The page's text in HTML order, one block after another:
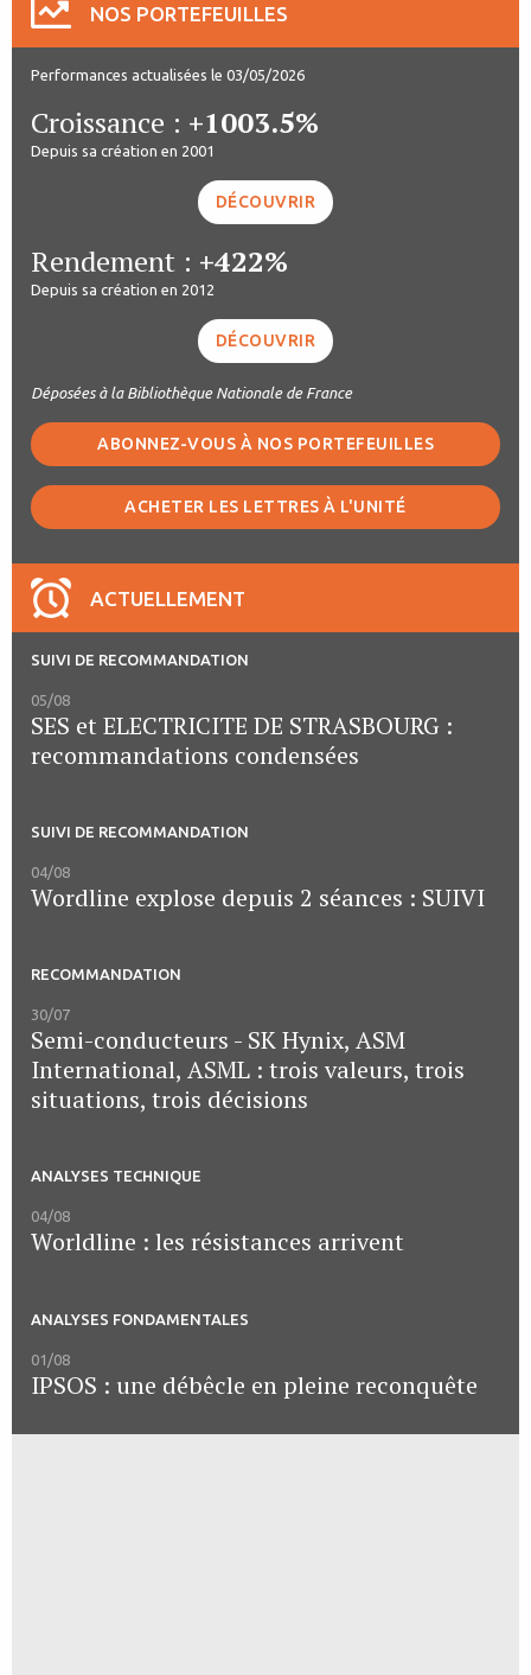
NOS PORTEFEUILLES
Performances actualisées le 03/05/2026
Croissance : +1003.5%
Depuis sa création en 2001
DÉCOUVRIR
Rendement : +422%
Depuis sa création en 2012
DÉCOUVRIR
Déposées à la Bibliothèque Nationale de France
ABONNEZ-VOUS À NOS PORTEFEUILLES
ACHETER LES LETTRES À L'UNITÉ
ACTUELLEMENT
SUIVI DE RECOMMANDATION
05/08
SES et ELECTRICITE DE STRASBOURG :
recommandations condensées
SUIVI DE RECOMMANDATION
04/08
Wordline explose depuis 2 séances : SUIVI
RECOMMANDATION
30/07
Semi-conducteurs - SK Hynix, ASM
International, ASML : trois valeurs, trois
situations, trois décisions
ANALYSES TECHNIQUE
04/08
Worldline : les résistances arrivent
ANALYSES FONDAMENTALES
01/08
IPSOS : une débêcle en pleine reconquête